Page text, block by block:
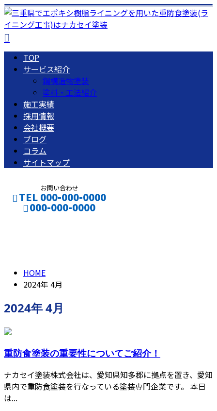
TOP
サービス紹介
鋼構造物塗装
塗料・工法紹介
施工実績
採用情報
会社概要
ブログ
コラム
サイトマップ
お問い合わせ
TEL 000-000-0000
000-000-0000
HOME
2024年 4月
2024年 4月
重防食塗装の重要性についてご紹介！
ナカセイ塗装株式会社は、愛知県知多郡に拠点を置き、愛知
県内で重防食塗装を行なっている塗装専門企業です。 本日
は...